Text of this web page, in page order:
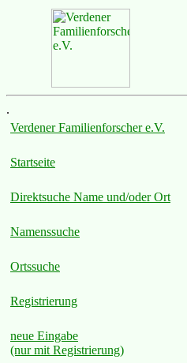
.
Verdener Familienforscher e.V.
Startseite
Direktsuche Name und/oder Ort
Namenssuche
Ortssuche
Registrierung
neue Eingabe
(nur mit Registrierung)